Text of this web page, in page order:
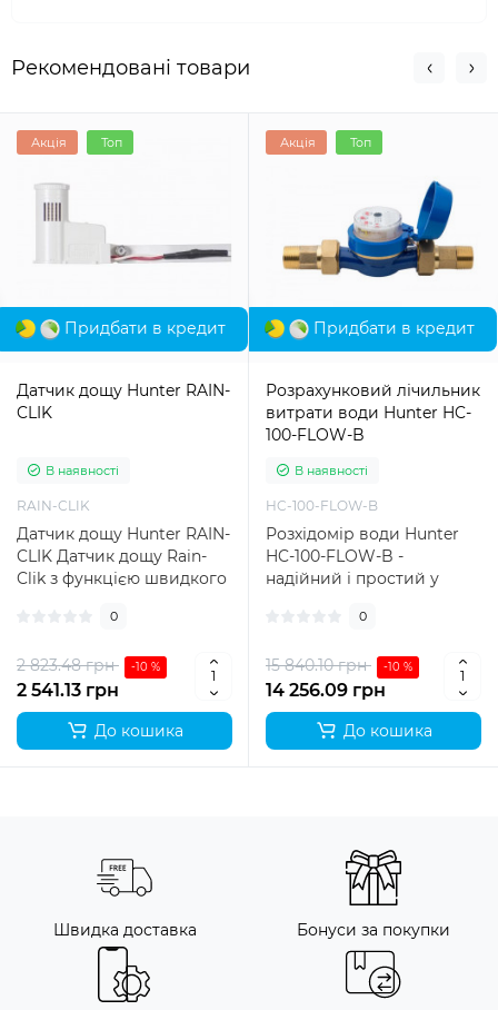
Рекомендовані товари
Акція Топ
Датчик дощу Hunter RAIN-
CLIK
В наявності
RAIN-CLIK
Датчик дощу Hunter RAIN-
CLIK Датчик дощу Rain-
Clik з функцією швидкого
0
2 823.48 грн -10 %
2 541.13 грн
До кошика
Придбати в кредит
Акція Топ
Розрахунковий лічильник
витрати води Hunter HC-
100-FLOW-B
В наявності
HC-100-FLOW-B
Розхідомір води Hunter
HC-100-FLOW-B -
надійний і простий у
який надає клієнт..
0
15 840.10 грн -10 %
14 256.09 грн
До кошика
Придбати в кредит
Швидка доставка Бонуси за покупки